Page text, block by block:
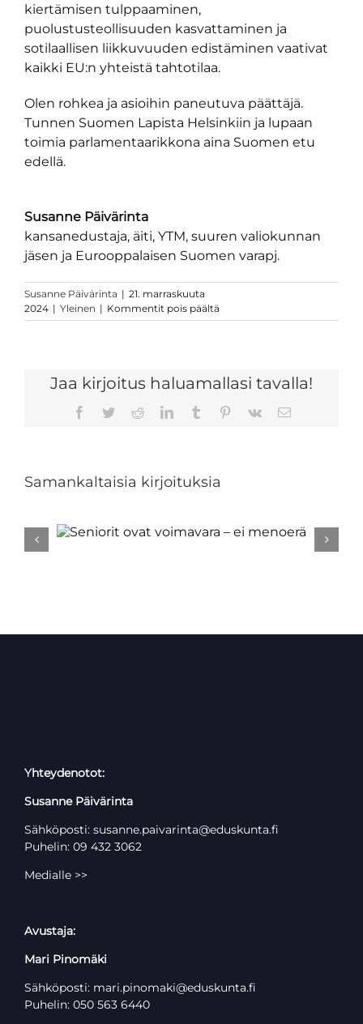
kiertämisen tulppaaminen,
puolustusteollisuuden kasvattaminen ja
sotilaallisen liikkuvuuden edistäminen vaativat
kaikki EU:n yhteistä tahtotilaa.
Olen rohkea ja asioihin paneutuva päättäjä.
Tunnen Suomen Lapista Helsinkiin ja lupaan
toimia parlamentaarikkona aina Suomen etu
edellä.
Susanne Päivärinta
kansanedustaja, äiti, YTM, suuren valiokunnan
jäsen ja Eurooppalaisen Suomen varapj.
Susanne Päivärinta | 21. marraskuuta
2024 | Yleinen | Kommentit pois päältä
Olen
Jaa kirjoitus haluamallasi tavalla!
Facebook
TwitterRedditLinkedInTumblr Pinterest
Vk Sähköposti
Samankaltaisia kirjoituksia
Yhteydenotot:
Susanne Päivärinta
Sähköposti: susanne.paivarinta@eduskunta.fi
Puhelin: 09 432 3062
Medialle >>
Avustaja:
Mari Pinomäki
Sähköposti: mari.pinomaki@eduskunta.fi
Puhelin: 050 563 6440